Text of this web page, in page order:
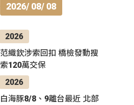
2026/ 08/ 08
2026
范織欽涉索回扣 橋檢發動搜
索120萬交保
2026
白海豚8/8、9離台最近 北部